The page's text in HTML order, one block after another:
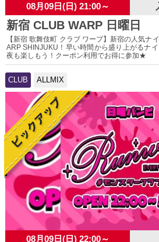
08月09日(日) 21:00～
新宿 CLUB WARP 日曜日
【新宿 歌舞伎町 クラブ ワープ】新宿の人気ナ
ARP SHINJUKU！早い時間から盛り上がるナ
夜も楽しもう！クーポン利用でお得に参加★
CLUB ALLMIX
08月09日(日) 22:00～